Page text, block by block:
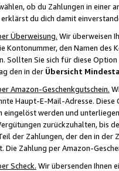
ob du Zahlungen in einer
du dich damit
Überweisung. Wir überweisen
Kontonummer, den Namen
Sollten Sie sich für diese
den in der Übersicht
Amazon-Geschenkgutschein.
Haupt-E-Mail-Adresse.
werden und
zurückzuhalten, bis
der Zahlungen, der den in
Die Zahlung per Amazon-
Scheck. Wir übersenden Ihnen